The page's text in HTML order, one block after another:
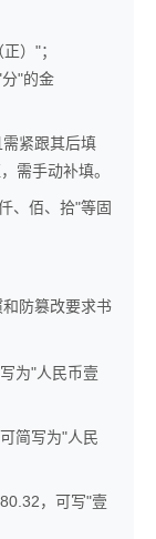
）"；
"的金
紧跟其后填
需手动补填。
、佰、拾"等固
防篡改要求书
为"人民币壹
简写为"人民
，可写"壹